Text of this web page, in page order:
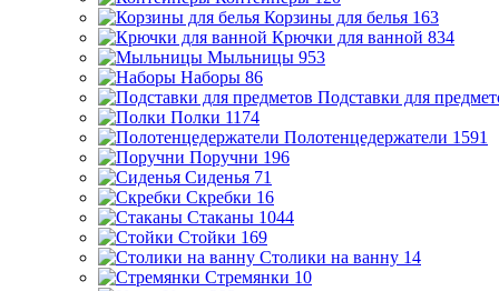
Корзины для белья 163
Крючки для ванной 834
Мыльницы 953
Наборы 86
Подставки для
Полки 1174
Полотенцедержатели 1591
Поручни 196
Сиденья 71
Скребки 16
Стаканы 1044
Стойки 169
Столики на ванну 14
Стремянки 10